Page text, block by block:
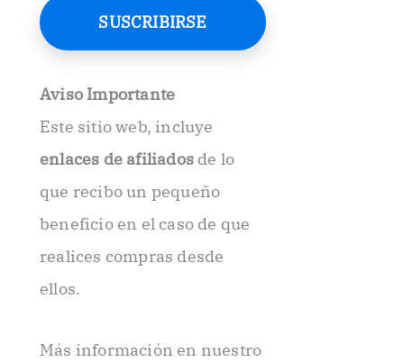
e
o
E
c
t
r
ó
i
o
.
SUSCRIBIRSE
Aviso Importante
Este sitio web, incluye
enlaces de afiliados de lo
que recibo un pequeño
beneficio en el caso de que
realices compras desde
ellos.
Más información en nuestro